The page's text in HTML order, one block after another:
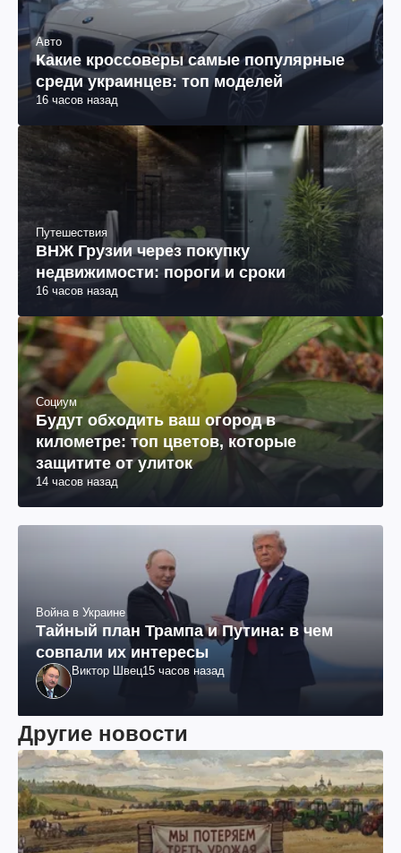
Авто
Какие кроссоверы самые популярные
среди украинцев: топ моделей
16 часов назад
Путешествия
ВНЖ Грузии через покупку
недвижимости: пороги и сроки
16 часов назад
Социум
Будут обходить ваш огород в
километре: топ цветов, которые
защитите от улиток
14 часов назад
Война в Украине
Тайный план Трампа и Путина: в чем
совпали их интересы
Виктор Швец15 часов назад
Другие новости